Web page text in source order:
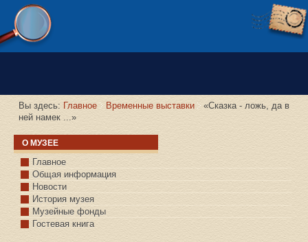
Версия сайта для слабовидящих
Вы здесь: Главное Временные выставки
«Сказка - ложь, да в
ней намек ...»
О МУЗЕЕ
Главное
Общая информация
Новости
История музея
Музейные фонды
Гостевая книга